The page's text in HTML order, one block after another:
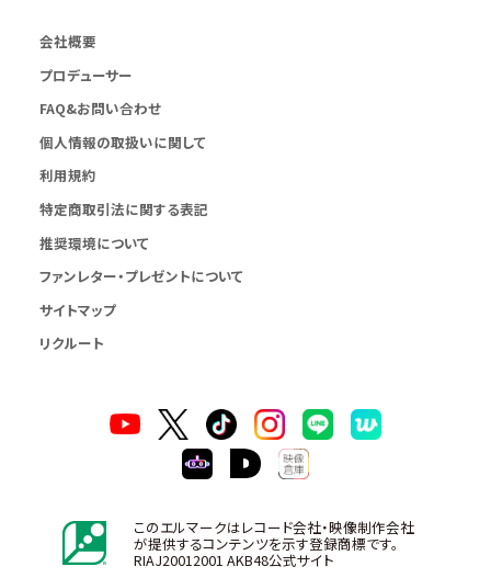
会社概要
プロデューサー
FAQ&お問い合わせ
個人情報の取扱いに関して
利用規約
特定商取引法に関する表記
推奨環境について
ファンレター・プレゼントについて
サイトマップ
リクルート
このエルマークはレコード会社・映像制作会社
が提供するコンテンツを示す登録商標です。
RIAJ20012001 AKB48公式サイト